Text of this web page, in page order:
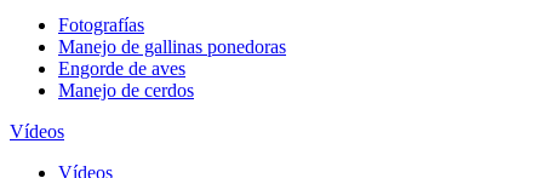
Fotografías
Manejo de gallinas ponedoras
Engorde de aves
Manejo de cerdos
Vídeos
Vídeos